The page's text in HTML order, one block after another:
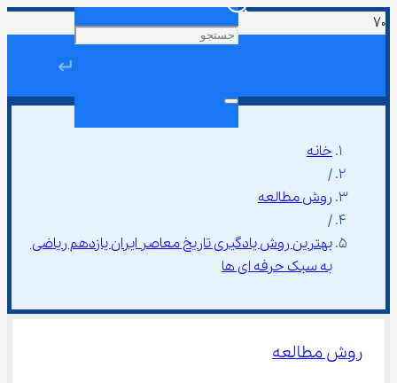
↵
خانه
/
روش مطالعه
/
بهترین روش یادگیری تاریخ معاصر ایران یازدهم ریاضی
به سبک حرفه ای ها
روش مطالعه